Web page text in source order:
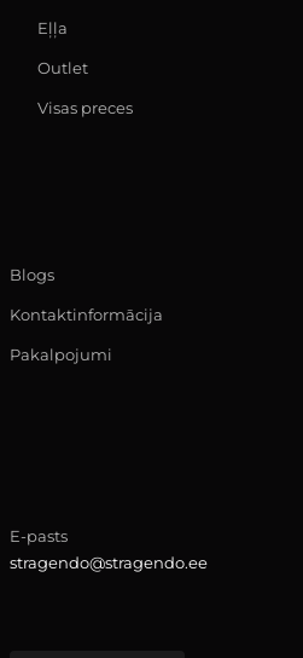
Eļļa
Outlet
Visas preces
Blogs
Kontaktinformācija
Pakalpojumi
E-pasts
stragendo@stragendo.ee